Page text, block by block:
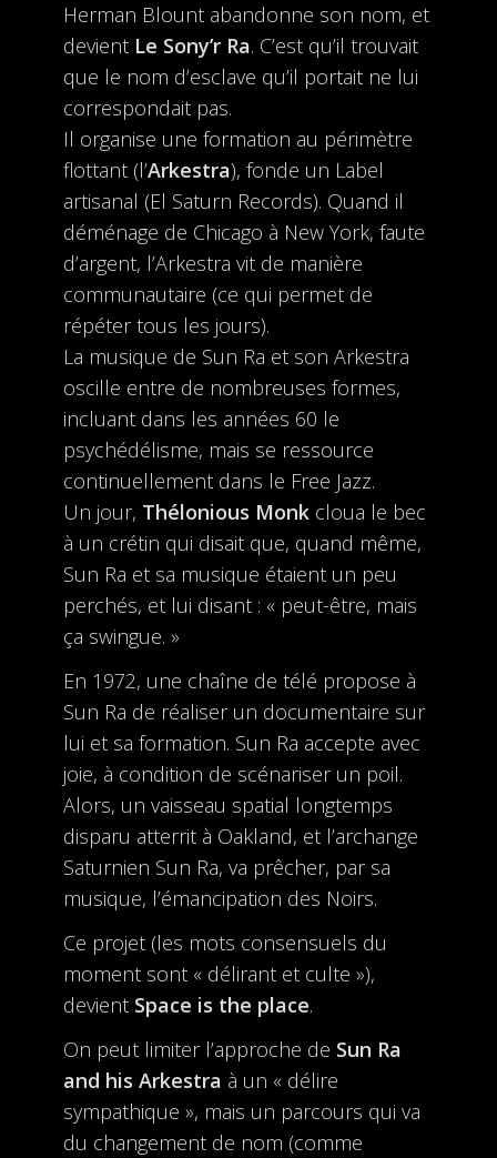
Herman Blount abandonne son nom, et
devient Le Sony’r Ra. C’est qu’il trouvait
que le nom d’esclave qu’il portait ne lui
correspondait pas.
Il organise une formation au périmètre
flottant (l’Arkestra), fonde un Label
artisanal (El Saturn Records). Quand il
déménage de Chicago à New York, faute
d’argent, l’Arkestra vit de manière
communautaire (ce qui permet de
répéter tous les jours).
La musique de Sun Ra et son Arkestra
oscille entre de nombreuses formes,
incluant dans les années 60 le
psychédélisme, mais se ressource
continuellement dans le Free Jazz.
Un jour, Thélonious Monkcloua le bec
à un crétin qui disait que, quand même,
Sun Ra et sa musique étaient un peu
perchés, et lui disant : « peut-être, mais
ça swingue. »
En 1972, une chaîne de télé propose à
Sun Ra de réaliser un documentaire sur
lui et sa formation. Sun Ra accepte avec
joie, à condition de scénariser un poil.
Alors, un vaisseau spatial longtemps
disparu atterrit à Oakland, et l’archange
Saturnien Sun Ra, va prêcher, par sa
musique, l’émancipation des Noirs.
Ce projet (les mots consensuels du
moment sont « délirant et culte »),
devient Space is the place.
On peut limiter l’approche de Sun Ra
and his Arkestra à un « délire
sympathique », mais un parcours qui va
du changement de nom (comme